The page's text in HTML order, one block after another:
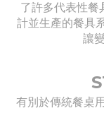
了許多代表性
計並生產的餐具
讓
有別於傳統餐桌